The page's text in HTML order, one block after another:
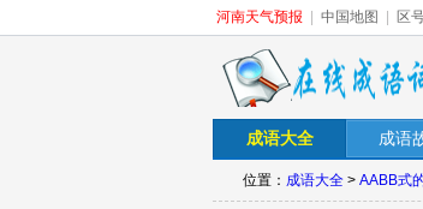
河南天气预报 中国地图 区
成语大全 成语
位置： 成语大全 > AABB式